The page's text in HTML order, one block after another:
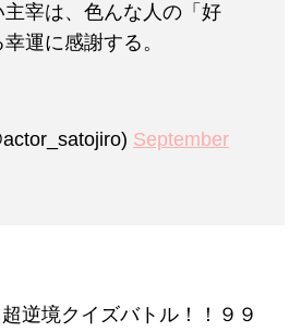
主宰は、色んな人の「好
運に感謝する。
September
逆境クイズバトル！！９９